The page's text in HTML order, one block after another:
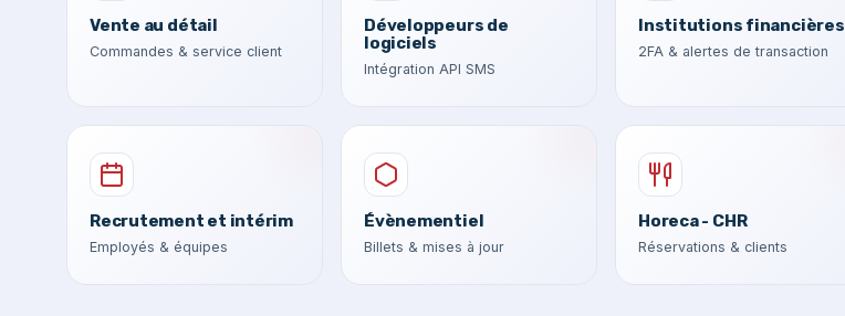
Vente au détail
Commandes & service client
Développeurs de
logiciels
Intégration API SMS
Institutions financières
2FA & alertes de transaction
Recrutement et intérim
Employés & équipes
Évènementiel
Billets & mises à jour
Horeca - CHR
Réservations & clients